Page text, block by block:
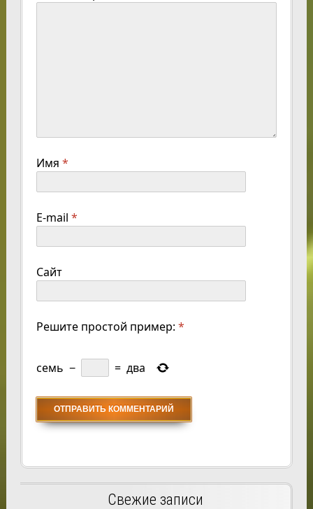
Имя *
E-mail *
Сайт
Решите простой пример: *
семь − = два
Свежие записи